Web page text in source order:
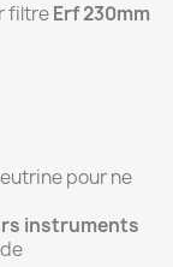
filtreErf 230mm
pour ne
instruments